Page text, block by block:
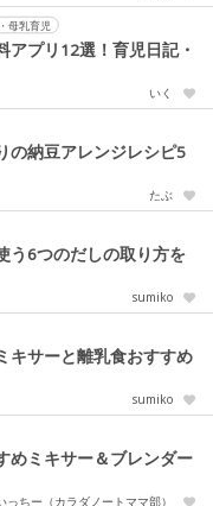
母乳育児
アプリ12選！育児日記・
いく
の納豆アレンジレシピ5
たぶ
う6つのだしの取り方を
sumiko
キサーと離乳食おすすめ
sumiko
めミキサー＆ブレンダー
っちー（カラダノートママ部）